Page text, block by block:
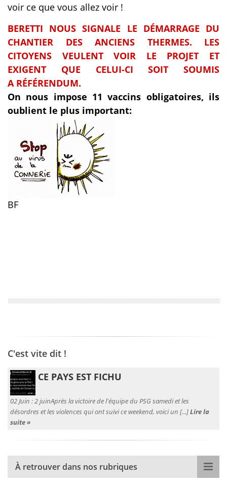
voir ce que vous allez voir !
BERETTI NOUS SIGNALE LE DÉMARRAGE DU
CHANTIER DES ANCIENS THERMES. LES
CITOYENS VEULENT VOIR LE PROJET ET
EXIGENT QUE CELUI-CI SOIT SOUMIS
A RÉFÉRENDUM.
On nous impose 11 vaccins obligatoires, ils
oublient le plus important:
BF
C'est vite dit !
CE PAYS EST FICHU
02 Juin :2 juinAprès la victoire de l'équipe du PSG samedi et les
désordres et les violences qui ont suivi ce weekend, voici un [...]Lire la
suite »
À retrouver dans nos rubriques